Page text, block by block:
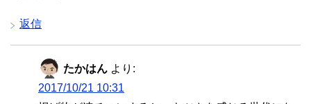
返信
たかはん より:
2017/10/21 10:31